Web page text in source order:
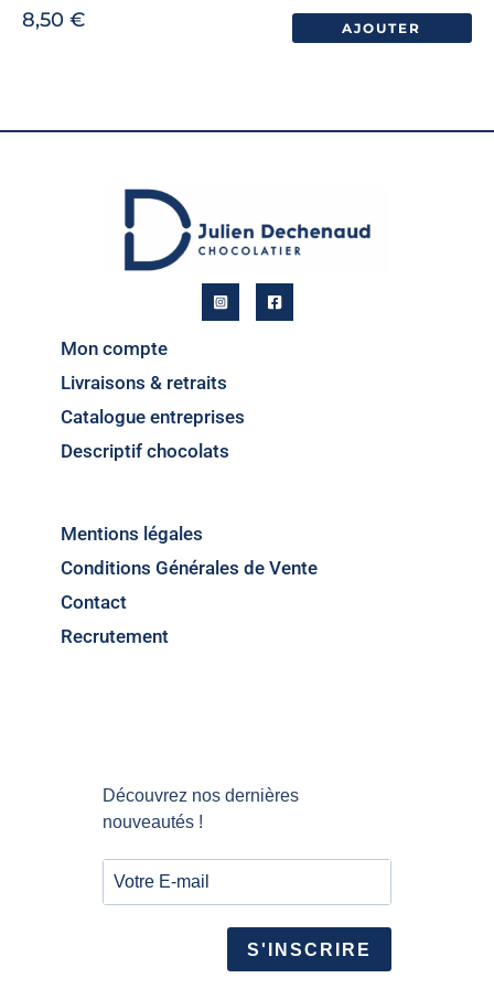
8,50 € AJOUTER
Mon compte
Livraisons & retraits
Catalogue entreprises
Descriptif chocolats
Mentions légales
Conditions Générales de Vente
Contact
Recrutement
Découvrez nos dernières
nouveautés !
S'INSCRIRE